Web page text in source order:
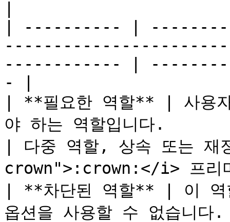
| ---------- |
------------ |
- |
| **필요한 역할** | 사용
야 하는 역할입니다.
| 다중 역할, 상속 또는
crown">:crown:</i> 프리
| **차단된 역할** | 이 역
옵션을 사용할 수 없습니